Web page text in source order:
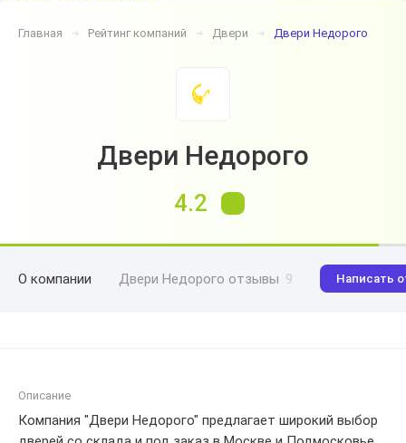
Главная ➔ Рейтинг компаний ➔ Двери ➔ Двери Недорого
Двери Недорого
4.2
О компании Двери Недорого отзывы 9 Написать
Описание
Компания "Двери Недорого" предлагает широкий выбор